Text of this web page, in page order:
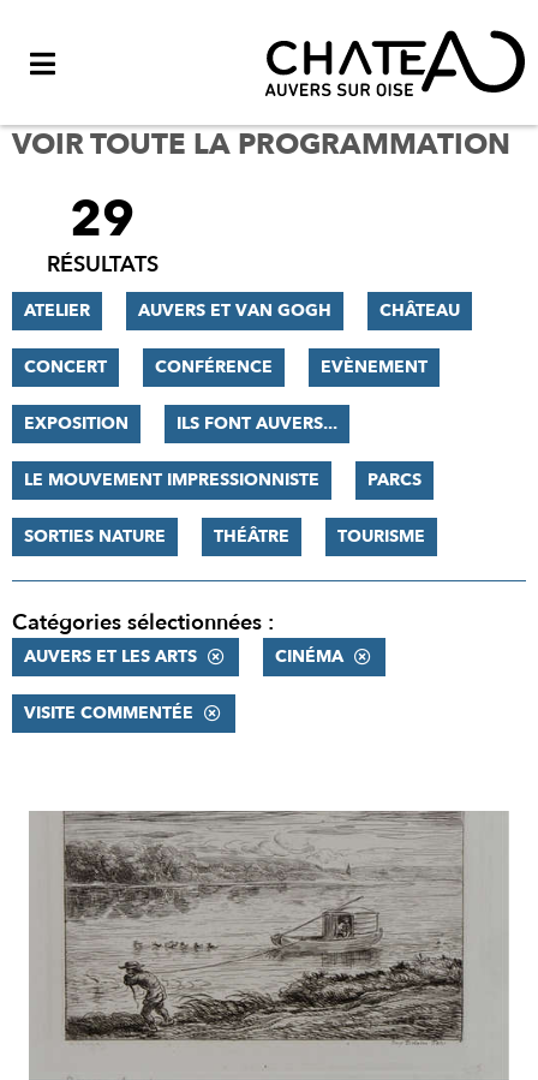
VOIR TOUTE LA PROGRAMMATION
FILTRER
RÉSULTATS
29
RÉSULTATS
ATELIER AUVERS ET VAN GOGH CHÂTEAU
CONCERT CONFÉRENCE EVÈNEMENT
EXPOSITION ILS FONT AUVERS...
LE MOUVEMENT IMPRESSIONNISTE PARCS
SORTIES NATURE THÉÂTRE TOURISME
Catégories sélectionnées :
AUVERS ET LES ARTS CINÉMA
VISITE COMMENTÉE
RÉSULTATS